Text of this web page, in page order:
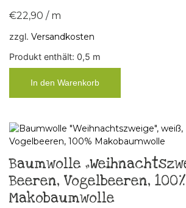
€22,90 / m
zzgl. Versandkosten
Produkt enthält: 0,5 m
In den Warenkorb
Baumwolle
Beeren, Vogelbeeren, 100%
Makobaumwolle